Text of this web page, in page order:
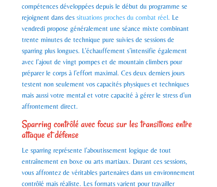
compétences développées depuis le début du programme se
rejoignent dans des situations proches du combat réel. Le
vendredi propose généralement une séance mixte combinant
trente minutes de technique pure suivies de sessions de
sparring plus longues. L’échauffement s’intensifie également
avec l’ajout de vingt pompes et de mountain climbers pour
préparer le corps à l’effort maximal. Ces deux derniers jours
testent non seulement vos capacités physiques et techniques
mais aussi votre mental et votre capacité à gérer le stress d’un
affrontement direct.
Sparring contrôlé avec focus sur les transitions entre
attaque et défense
Le sparring représente l’aboutissement logique de tout
entraînement en boxe ou arts martiaux. Durant ces sessions,
vous affrontez de véritables partenaires dans un environnement
contrôlé mais réaliste. Les formats varient pour travailler